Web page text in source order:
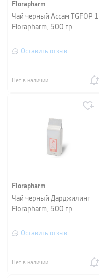
Florapharm
Чай черный Ассам TGFOP 1
Florapharm, 500 гр
Оставить отзыв
Нет в наличии
Florapharm
Чай черный Дарджилинг
Florapharm, 500 гр
Оставить отзыв
Нет в наличии